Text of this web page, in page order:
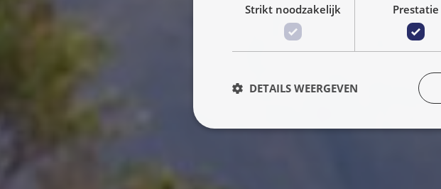
Strikt noodzakelijk Prestatie
DETAILS WEERGEVEN